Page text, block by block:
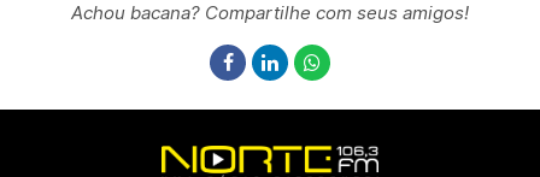
Achou bacana? Compartilhe com seus amigos!